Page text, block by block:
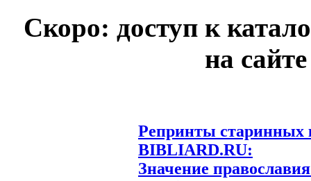
Скоро: доступ к
на
Репринты старинных
BIBLIARD.RU:
Значение